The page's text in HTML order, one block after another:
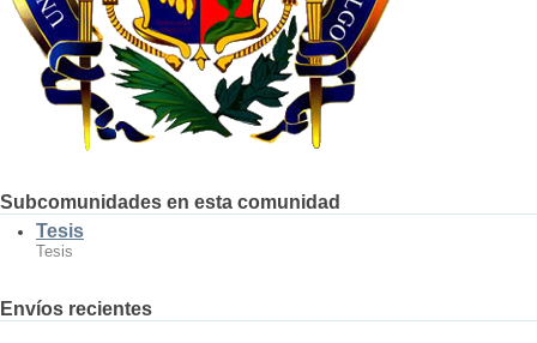
Subcomunidades en esta comunidad
Tesis
Tesis
Envíos recientes